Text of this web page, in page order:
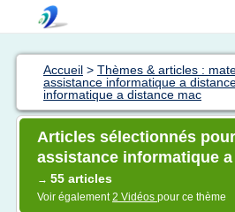
Accueil > Thèmes & articles :
assistance informatique a
informatique a distance mac
Articles sélectionnés
assistance informatique
→ 55 articles
Voir également2 Vidéos pour ce thème